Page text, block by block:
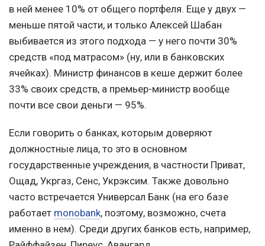
в ней менее 10% от общего портфеля. Еще у двух —
меньше пятой части, и только Алексей Шабан
выбивается из этого подхода — у него почти 30%
средств «под матрасом» (ну, или в банковских
ячейках). Министр финансов в кеше держит более
33% своих средств, а премьер-министр вообще
почти все свои деньги — 95%.
Если говорить о банках, которым доверяют
должностные лица, то это в основном
государственные учреждения, в частности Приват,
Ощад, Укргаз, Сенс, Укрэксим. Также довольно
часто встречается Универсал Банк (на его базе
работает monobank, поэтому, возможно, счета
именно в нем). Среди других банков есть, например,